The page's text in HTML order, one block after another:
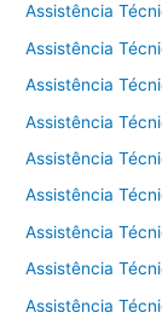
Assistência
Assistência
Assistência
Assistência
Assistência
Assistência
Assistência
Assistência
Assistência